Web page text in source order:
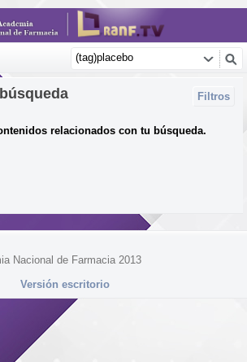
Filtros
relacionados con tu búsqueda.
Nacional de Farmacia 2013
Versión escritorio